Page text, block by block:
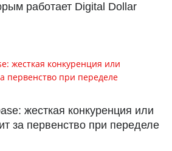
работает Digital Dollar
жесткая конкуренция или
за первенство при переделе